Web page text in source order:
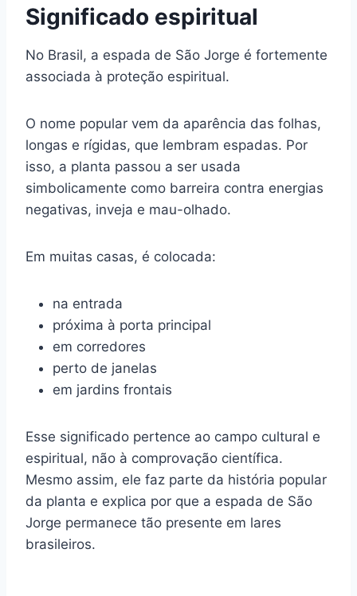
Significado espiritual
No Brasil, a espada de São Jorge é fortemente
associada à proteção espiritual.
O nome popular vem da aparência das folhas,
longas e rígidas, que lembram espadas. Por
isso, a planta passou a ser usada
simbolicamente como barreira contra energias
negativas, inveja e mau-olhado.
Em muitas casas, é colocada:
na entrada
próxima à porta principal
em corredores
perto de janelas
em jardins frontais
Esse significado pertence ao campo cultural e
espiritual, não à comprovação científica.
Mesmo assim, ele faz parte da história popular
da planta e explica por que a espada de São
Jorge permanece tão presente em lares
brasileiros.